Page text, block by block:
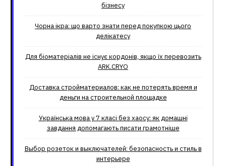
бізнесу
Чорна ікра: що варто знати перед покупкою цього
делікатесу
Для біоматеріалів не існує кордонів, якщо їх перевозить
ARK.CRYO
Доставка стройматериалов: как не потерять время и
деньги на строительной площадке
Українська мова у 7 класі без хаосу: як домашні
завдання допомагають писати грамотніше
Выбор розеток и выключателей: безопасность и стиль в
интерьере